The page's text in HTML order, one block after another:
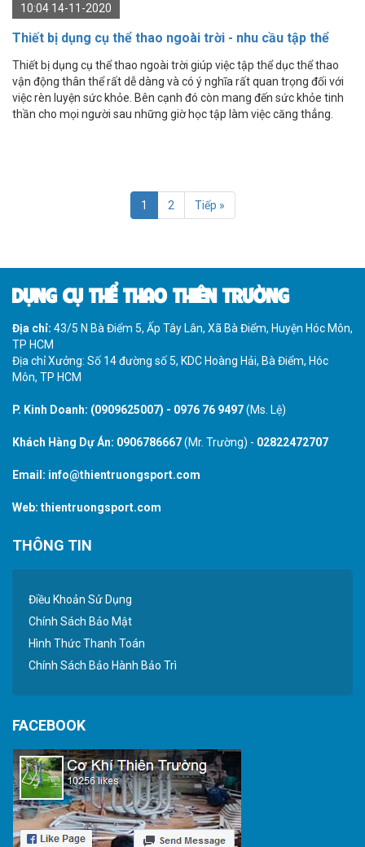
10:04 14-11-2020
Thiết bị dụng cụ thể thao ngoài trời - nhu cầu tập thể
dục cho mọi người, mọi lứa tuổi
Thiết bị dụng cụ thể thao ngoài trời giúp việc tập thể dục thể thao
vận động thân thể rất dễ dàng và có ý nghĩa rất quan trọng đối với
việc rèn luyện sức khỏe. Bên cạnh đó còn mang đến sức khỏe tinh
thần cho mọi người sau những giờ học tập làm việc căng thẳng.
1 2 Tiếp »
DỤNG CỤ THỂ THAO THIÊN TRƯỜNG
Địa chỉ: 43/5 N Bà Điểm 5, Ấp Tây Lân, Xã Bà Điểm, Huyện Hóc Môn,
TP HCM
Địa chỉ Xưởng: Số 14 đường số 5, KDC Hoàng Hải, Bà Điểm, Hóc
Môn, TP HCM
P. Kinh Doanh: (0909625007) - 0976 76 9497(Ms. Lệ)
Khách Hàng Dự Án: 0906786667(Mr. Trường) - 02822472707
Email: info@thientruongsport.com
Web: thientruongsport.com
THÔNG TIN
Điều Khoản Sử Dụng
Chính Sách Bảo Mật
Hình Thức Thanh Toán
Chính Sách Bảo Hành Bảo Trì
FACEBOOK